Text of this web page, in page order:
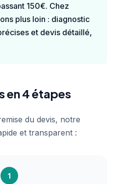
150€. Chez
plus loin : diagnostic
et devis détaillé,
en 4 étapes
du devis, notre
et transparent :
1